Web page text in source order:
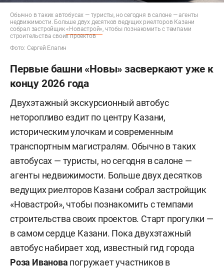
Обычно в таких автобусах — туристы, но сегодня в салоне — агенты
недвижимости. Больше двух десятков ведущих риелторов Казани
собрал застройщик«Новастрой» , чтобы познакомить с темпами
строительства своих проектов
Фото: Сергей Елагин
Первые башни «Новы» засверкают уже к
концу 2026 года
Двухэтажный экскурсионный автобус
неторопливо ездит по центру Казани,
историческим улочкам и современным
транспортным магистралям. Обычно в таких
автобусах — туристы, но сегодня в салоне —
агенты недвижимости. Больше двух десятков
ведущих риелторов Казани собрал застройщик
«Новастрой», чтобы познакомить с темпами
строительства своих проектов. Старт прогулки —
в самом сердце Казани. Пока двухэтажный
автобус набирает ход, известный гид города
Роза Иванова погружает участников в